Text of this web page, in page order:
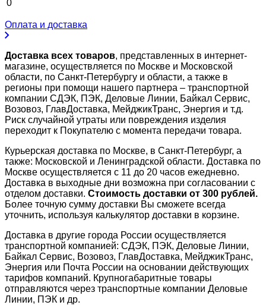
0
Оплата и доставка
Доставка всех товаров, представленных в интернет-
магазине, осуществляется по Москве и Московской
области, по Санкт-Петербургу и области, а также в
регионы при помощи нашего партнера – транспортной
компании СДЭК, ПЭК, Деловые Линии, Байкал Сервис,
Возовоз, ГлавДоставка, МейджикТранс, Энергия и т.д.
Риск случайной утраты или повреждения изделия
переходит к Покупателю с момента передачи товара.
Курьерская доставка по Москве, в Санкт-Петербург, а
также: Московской и Ленинградской области. Доставка по
Москве осуществляется с 11 до 20 часов ежедневно.
Доставка в выходные дни возможна при согласовании с
отделом доставки. Стоимость доставки от 300 рублей.
Более точную сумму доставки Вы сможете всегда
уточнить, используя калькулятор доставки в корзине.
Доставка в другие города России осуществляется
транспортной компанией: СДЭК, ПЭК, Деловые Линии,
Байкал Сервис, Возовоз, ГлавДоставка, МейджикТранс,
Энергия или Почта России на основании действующих
тарифов компаний. Крупногабаритные товары
отправляются через транспортные компании Деловые
Линии, ПЭК и др.